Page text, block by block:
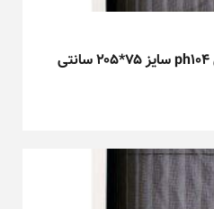
توری درب و پنجره ابروند مدل ph104 سایز ۷۵*۲۰۵ سانتی